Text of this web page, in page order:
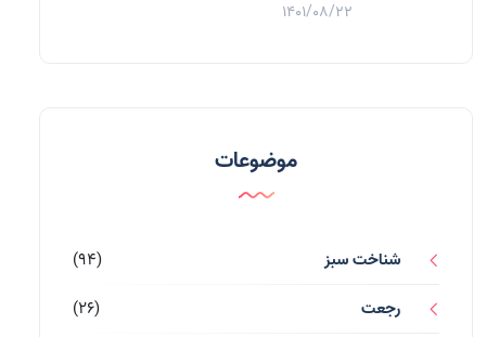
1401/08/22
موضوعات
شناخت سبز
(94)
رجعت
(26)